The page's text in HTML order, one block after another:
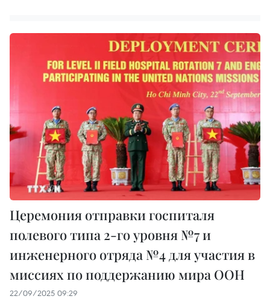
Церемония отправки госпиталя
полевого типа 2-го уровня №7 и
инженерного отряда №4 для участия в
миссиях по поддержанию мира ООН
22/09/2025 09:29